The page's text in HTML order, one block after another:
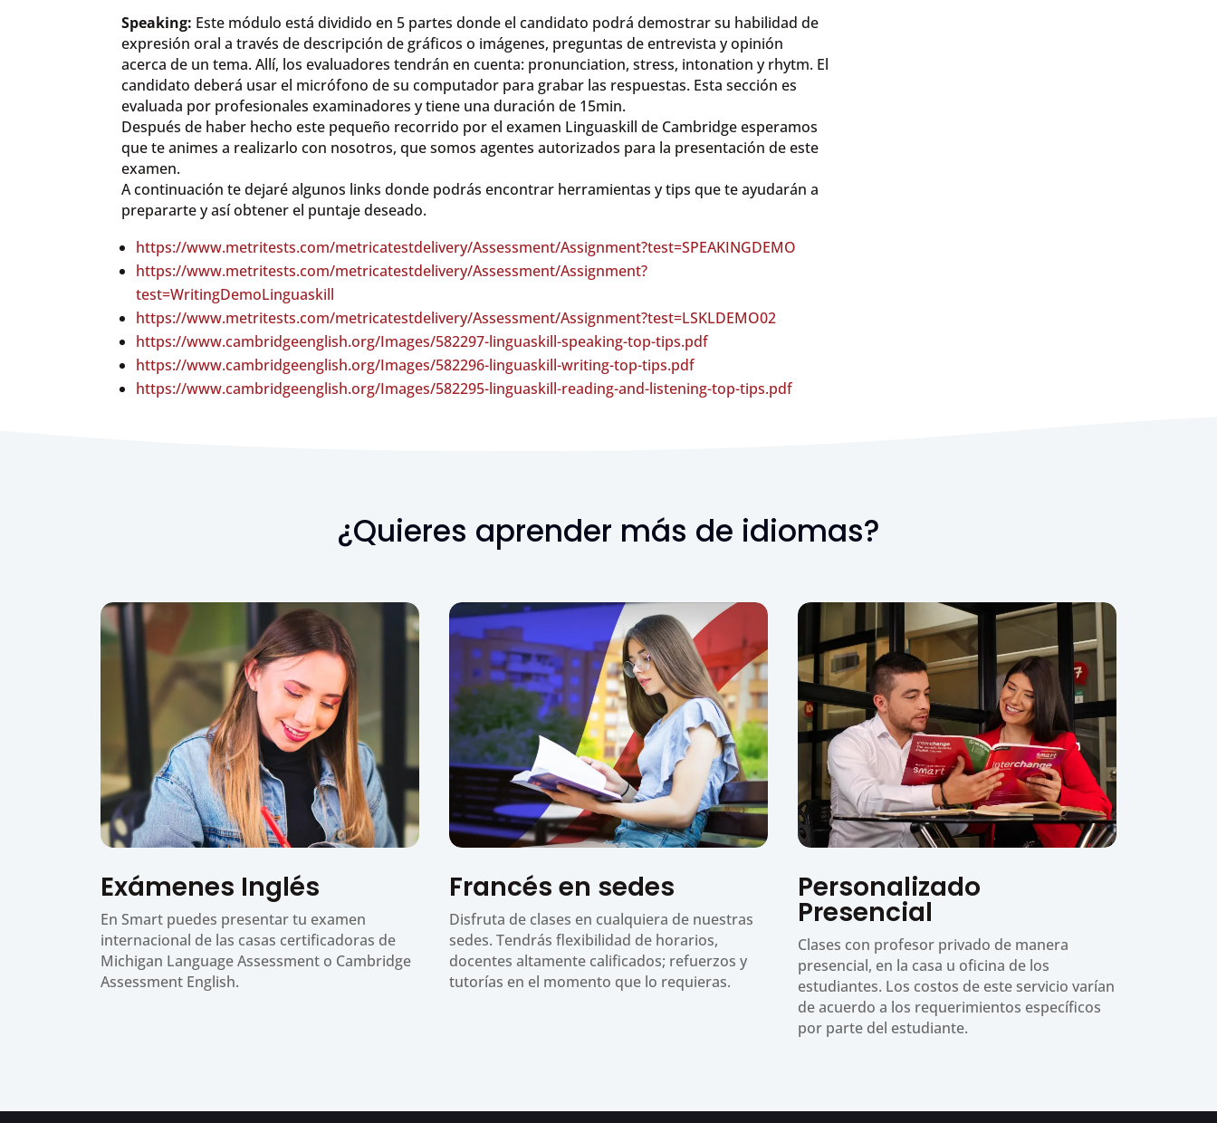
Speaking: Este módulo está dividido en 5 partes donde el candidato podrá demostrar su habilidad de
expresión oral a través de descripción de gráficos o imágenes, preguntas de entrevista y opinión
acerca de un tema. Allí, los evaluadores tendrán en cuenta: pronunciation, stress, intonation y rhytm. El
candidato deberá usar el micrófono de su computador para grabar las respuestas. Esta sección es
evaluada por profesionales examinadores y tiene una duración de 15min.
Después de haber hecho este pequeño recorrido por el examen Linguaskill de Cambridge esperamos
que te animes a realizarlo con nosotros, que somos agentes autorizados para la presentación de este
examen.
A continuación te dejaré algunos links donde podrás encontrar herramientas y tips que te ayudarán a
prepararte y así obtener el puntaje deseado.
https://www.metritests.com/metricatestdelivery/Assessment/Assignment?test=SPEAKINGDEMO
https://www.metritests.com/metricatestdelivery/Assessment/Assignment?
test=WritingDemoLinguaskill
https://www.metritests.com/metricatestdelivery/Assessment/Assignment?test=LSKLDEMO02
https://www.cambridgeenglish.org/Images/582297-linguaskill-speaking-top-tips.pdf
https://www.cambridgeenglish.org/Images/582296-linguaskill-writing-top-tips.pdf
https://www.cambridgeenglish.org/Images/582295-linguaskill-reading-and-listening-top-tips.pdf
¿Quieres aprender más de idiomas?
Exámenes Inglés
En Smart puedes presentar tu examen
internacional de las casas certificadoras de
Michigan Language Assessment o Cambridge
Assessment English.
Francés en sedes
Disfruta de clases en cualquiera de nuestras
sedes. Tendrás flexibilidad de horarios,
docentes altamente calificados; refuerzos y
tutorías en el momento que lo requieras.
Personalizado
Presencial
Clases con profesor privado de manera
presencial, en la casa u oficina de los
estudiantes. Los costos de este servicio varían
de acuerdo a los requerimientos específicos
por parte del estudiante.